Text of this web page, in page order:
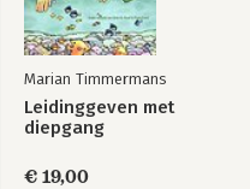
Marian Timmermans
Leidinggeven met
diepgang
€ 19,00